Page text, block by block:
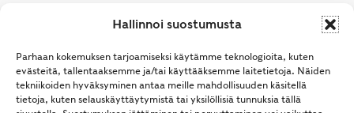
Hallinnoi suostumusta
Parhaan kokemuksen tarjoamiseksi käytämme teknologioita, kuten
evästeitä, tallentaaksemme ja/tai käyttääksemme laitetietoja. Näiden
tekniikoiden hyväksyminen antaa meille mahdollisuuden käsitellä
tietoja, kuten selauskäyttäytymistä tai yksilöllisiä tunnuksia tällä
Tutustu ayurvedaan →